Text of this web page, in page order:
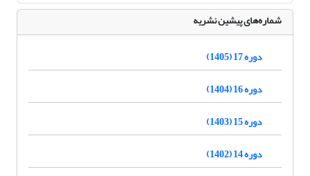
شماره‌های پیشین نشریه
دوره 17 (1405)
دوره 16 (1404)
دوره 15 (1403)
دوره 14 (1402)